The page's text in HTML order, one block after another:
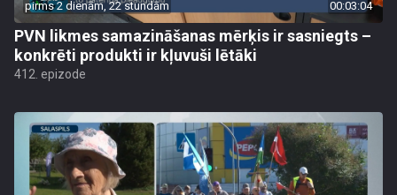
pirms 2 dienām, 22 stundām 00:03:04
PVN likmes samazināšanas mērķis ir sasniegts –
konkrēti produkti ir kļuvuši lētāki
412. epizode